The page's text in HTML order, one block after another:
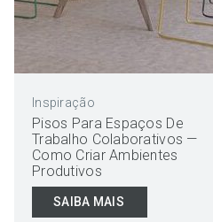
Inspiração
Pisos Para Espaços De
Trabalho Colaborativos —
Como Criar Ambientes
Produtivos
SAIBA MAIS